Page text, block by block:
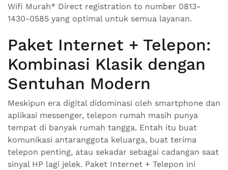
Wifi Murah* Direct registration to number 0813-
1430-0585 yang optimal untuk semua layanan.
Paket Internet + Telepon:
Kombinasi Klasik dengan
Sentuhan Modern
Meskipun era digital didominasi oleh smartphone dan
aplikasi messenger, telepon rumah masih punya
tempat di banyak rumah tangga. Entah itu buat
komunikasi antaranggota keluarga, buat terima
telepon penting, atau sekadar sebagai cadangan saat
sinyal HP lagi jelek. Paket Internet + Telepon ini